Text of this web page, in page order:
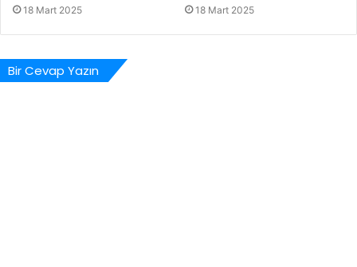
18 Mart 2025 18 Mart 2025
Bir Cevap Yazın